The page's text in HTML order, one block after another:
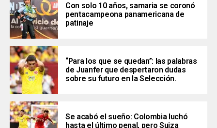
Con solo 10 años, samaria se coronó
pentacampeona panamericana de
patinaje
“Para los que se quedan”: las palabras
de Juanfer que despertaron dudas
sobre su futuro en la Selección.
Se acabó el sueño: Colombia luchó
hasta el último penal, pero Suiza